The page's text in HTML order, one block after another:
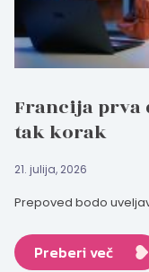
Francija prva
tak korak
21. julija, 2026
Prepoved bodo
Preberi več